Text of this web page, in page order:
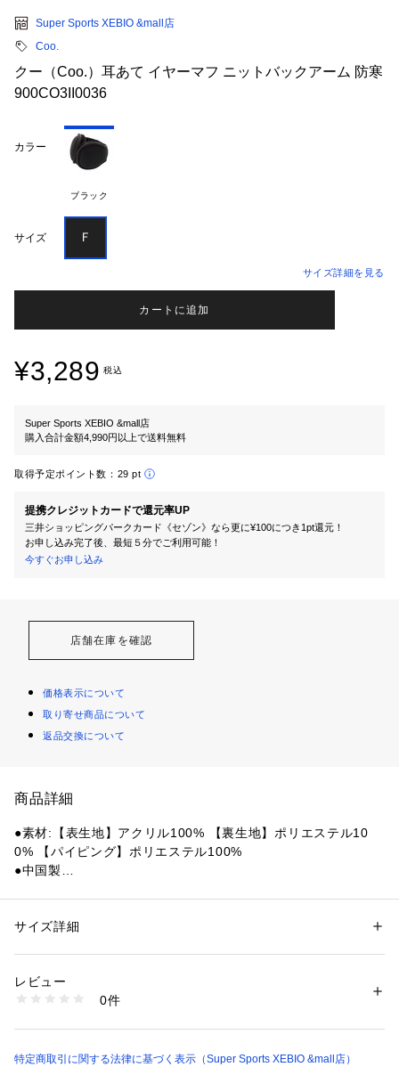
Super Sports XEBIO &mall店
Coo.
クー（Coo.）耳あて イヤーマフ ニットバックアーム 防寒
900CO3II0036
カラー
ブラック
サイズ Ｆ
サイズ詳細を見る
カートに追加
¥3,289 税込
Super Sports XEBIO &mall店
購入合計金額4,990円以上で送料無料
取得予定ポイント数： 29 pt
提携クレジットカードで還元率UP
三井ショッピングパークカード《セゾン》なら更に¥100につき1pt還元！
お申し込み完了後、最短５分でご利用可能！
今すぐお申し込み
店舗在庫を確認
価格表示について
取り寄せ商品について
返品交換について
商品詳細
●素材:【表生地】アクリル100% 【裏生地】ポリエステル10
0% 【パイピング】ポリエステル100%
●中国製
なる場合がございます。
※ブラウザやお使いのモニター環境により、掲載画像と実際の
予告なく変更することがあります。あらかじめご了承くださ
性別：レディース
貨
1540000385479
サイズ詳細
レビュー
0件
特定商取引に関する法律に基づく表示（Super Sports XEBIO &mall店）